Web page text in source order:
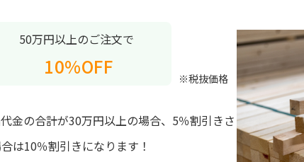
50万円以上のご注文で
10%OFF ※税抜価格
金の合計が30万円以上の場合、5％割引きさ
は10％割引きになります！